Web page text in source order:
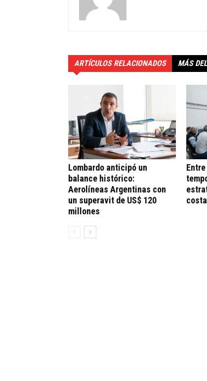
ARTÍCULOS RELACIONADOS MÁS
Lombardo anticipó un
balance histórico:
Aerolíneas Argentinas con
un superavit de US$ 120
millones